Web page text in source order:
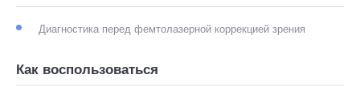
Диагностика перед фемтолазерной коррекцией зрения
Как воспользоваться